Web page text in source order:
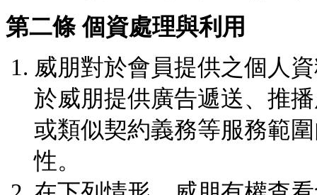
第二條 個資處理與利用
威朋對於會員提供之個人
於威朋提供廣告遞送、推
或類似契約義務等服務範
性。